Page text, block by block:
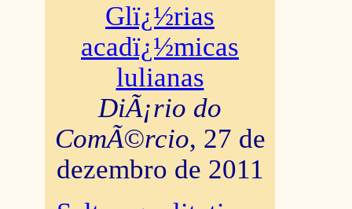
Glï¿½rias
acadï¿½micas
lulianas
DiÃ¡rio do
ComÃ©rcio, 27 de
dezembro de 2011